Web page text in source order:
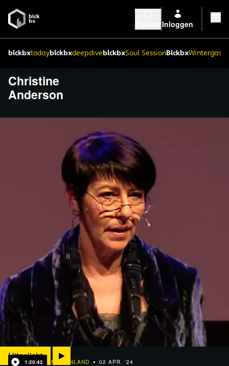
Inloggen
blckbxtodayblckbxdeepdiveblckbxSoul SessionBlckbx
Christine
Anderson
Uitgelicht
1:20:42 BINNENLAND 02 APR. '24